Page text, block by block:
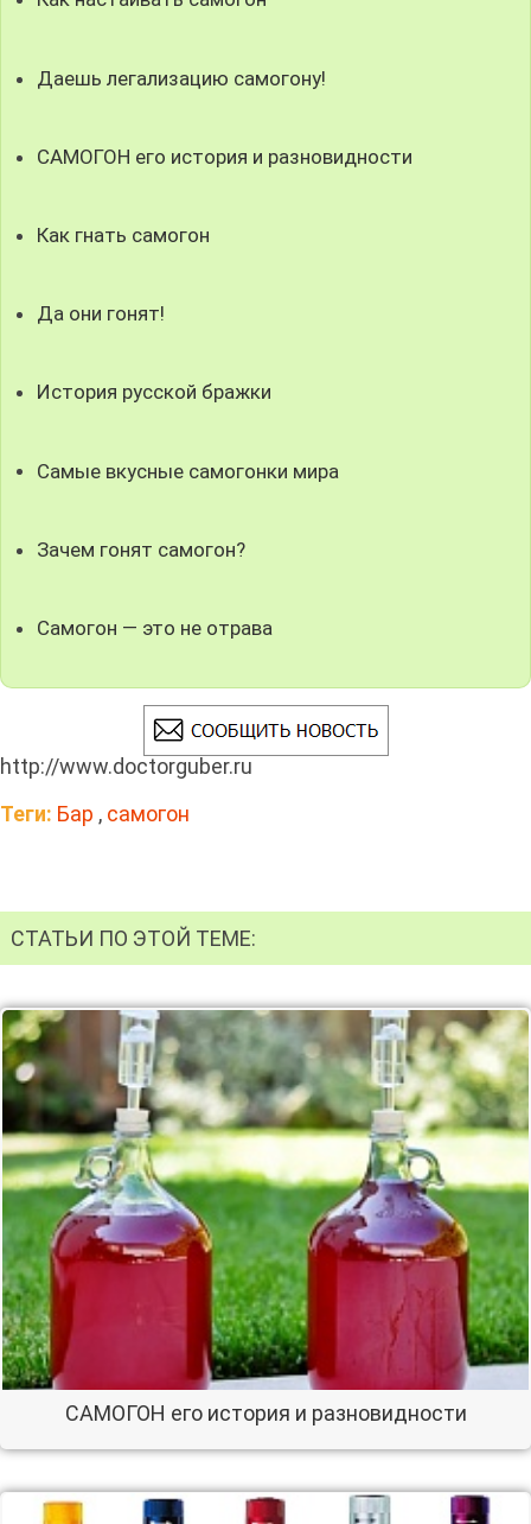
Даешь легализацию самогону!
САМОГОН его история и разновидности
Как гнать самогон
Да они гонят!
История русской бражки
Самые вкусные самогонки мира
Зачем гонят самогон?
Самогон — это не отрава
http://www.doctorguber.ru
Теги: Бар , самогон
СТАТЬИ ПО ЭТОЙ ТЕМЕ:
САМОГОН его история и разновидности